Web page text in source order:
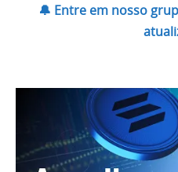
🔔 Entre em nosso